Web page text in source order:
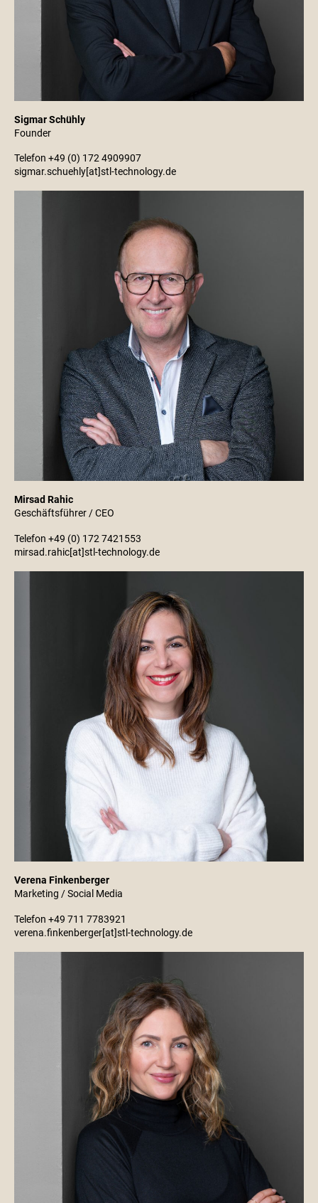
Sigmar Schühly
Founder
Telefon +49 (0) 172 4909907
sigmar.schuehly[at]stl-technology.de
Mirsad Rahic
Geschäftsführer / CEO
Telefon +49 (0) 172 7421553
mirsad.rahic[at]stl-technology.de
Verena Finkenberger
Marketing / Social Media
Telefon +49 711 7783921
verena.finkenberger[at]stl-technology.de